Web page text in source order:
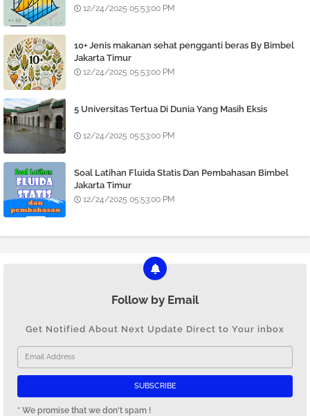
12/24/2025 05:53:00 PM
10+ Jenis makanan sehat pengganti beras By Bimbel
Jakarta Timur
12/24/2025 05:53:00 PM
5 Universitas Tertua Di Dunia Yang Masih Eksis
12/24/2025 05:53:00 PM
Soal Latihan Fluida Statis Dan Pembahasan Bimbel
Jakarta Timur
12/24/2025 05:53:00 PM
Follow by Email
Get Notified About Next Update Direct to Your inbox
* We promise that we don't spam !